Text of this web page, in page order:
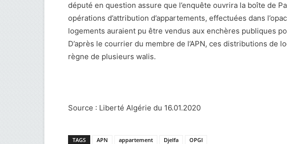
député en question assure que l’enquête ouvrira la boîte de
opérations d’attribution d’appartements, effectuées dans
logements auraient pu être vendus aux enchères publiques
D’après le courrier du membre de l’APN, ces distributions de
règne de plusieurs walis.
Source : Liberté Algérie du 16.01.2020
TAGS APN appartement Djelfa OPGI